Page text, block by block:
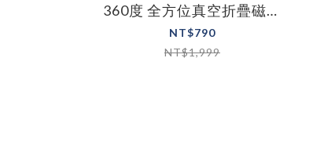
360度 全方位真空折疊磁吸
支架 手機支架 真空支架
NT$790
NT$1,999